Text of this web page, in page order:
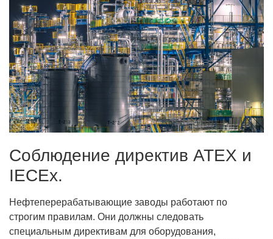
Соблюдение директив ATEX и
IECEx.
Нефтеперерабатывающие заводы работают по
строгим правилам. Они должны следовать
специальным директивам для оборудования,